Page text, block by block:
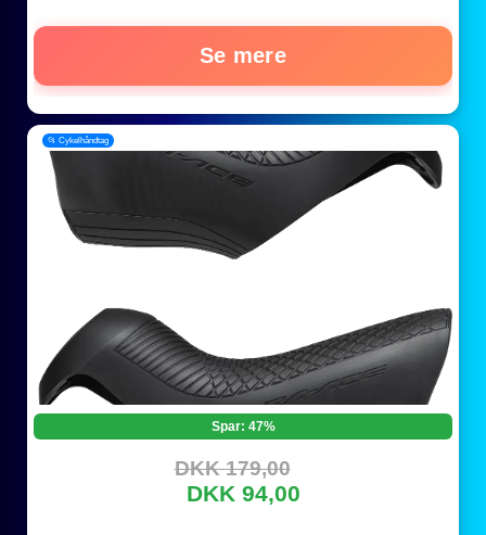
Se mere
📂 Cykelhåndtag
Spar: 47%
DKK 179,00
DKK 94,00